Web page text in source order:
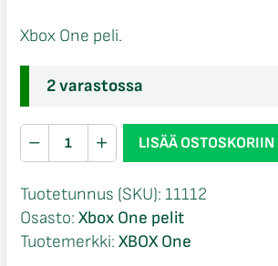
Xbox One peli.
2 varastossa
Madden
NFL
22
Xbox
One
määrä
LISÄÄ OSTOSKORIIN
Tuotetunnus (SKU): 11112
Osasto: Xbox One pelit
Tuotemerkki: XBOX One